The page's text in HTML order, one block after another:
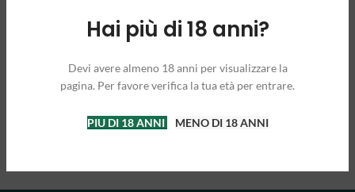
Hai più di 18 anni?
Devi avere almeno 18 anni per visualizzare la
pagina. Per favore verifica la tua età per entrare.
PIU DI 18 ANNI MENO DI 18 ANNI